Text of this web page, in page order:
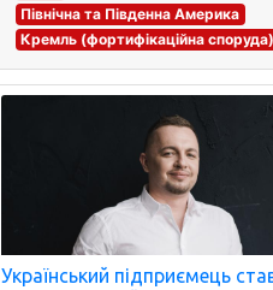
Північна та Південна Америка
Кремль (фортифікаційна споруда)
Український підприємець